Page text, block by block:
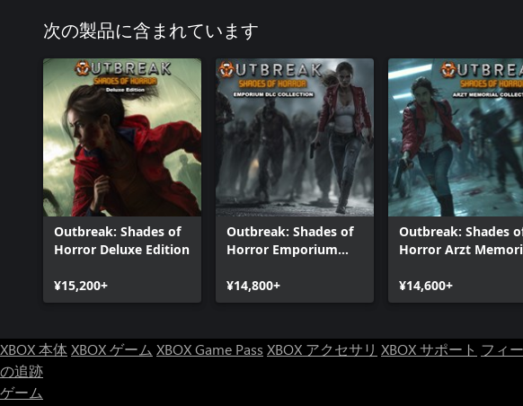
次の製品に含まれています
Outbreak: Shades of
Horror Deluxe Edition
¥15,200+
Outbreak: Shades of
Horror Emporium
¥14,800+
Outbreak: Shades
Horror Arzt
¥14,600+
XBOX 本体XBOX ゲーム XBOX Game Pass XBOX アクセサリ XBOX サポート フィ
の追跡
ゲーム